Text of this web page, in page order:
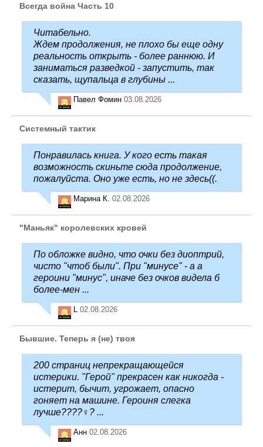
Всегда война Часть 10
Читабельно.
Ждем продолжения, не плохо бы еще одну
реальность открыть - более раннюю. И
заниматься разведкой - запустить, так
сказать, щупальца в глубины ...
Павел Фомин 03.08.2026
Системный тактик
Понравилась книга. У кого есть такая
возможность скиньте сюда продолжение,
пожалуйста. Оно уже есть, но не здесь((.
Марина К. 02.08.2026
"Маньяк" королевских кровей
По обложке видно, что очки без диоптрий,
чисто "чтоб были". При "минусе" - а а
героини "минус", иначе без очков видела б
более-мен ...
02.08.2026
Бывшие. Теперь я (не) твоя
200 страниц непрекращающейся
истерики. "Герой" прекрасен как никогда -
истерит, бычит, угрожает, опасно
гоняет на машине. Героиня слегка
лучше????‍♀️? ...
Анн 02.08.2026